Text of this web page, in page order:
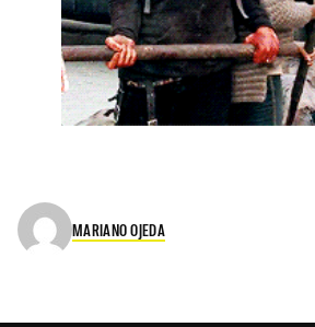
MARIANO OJEDA